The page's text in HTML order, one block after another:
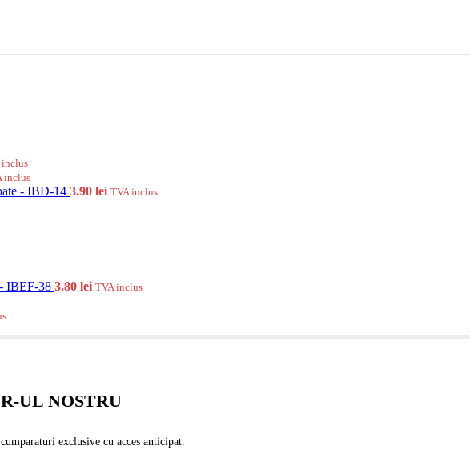
inclus
inclus
- IBD-14 3.90 lei TVA inclus
IBEF-38 3.80 lei TVA inclus
UL NOSTRU
exclusive cu acces anticipat.